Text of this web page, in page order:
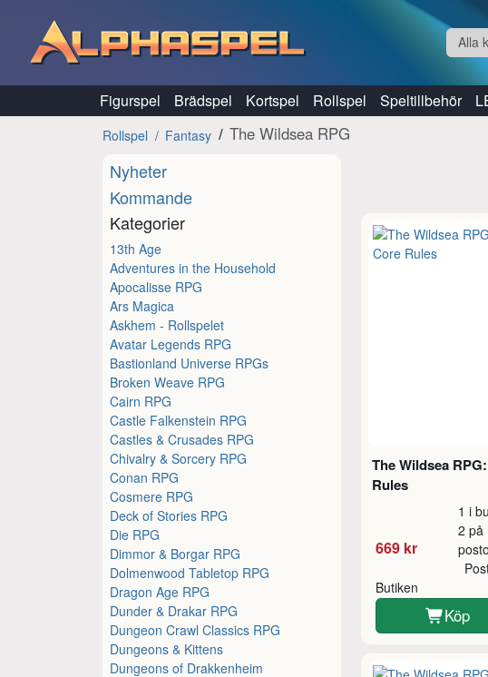
Alla
Figurspel Brädspel Kortspel Rollspel Speltillbehör
Rollspel Fantasy The Wildsea RPG
Nyheter
Kommande
Kategorier
13th Age
Adventures in the Household
Apocalisse RPG
Ars Magica
Askhem - Rollspelet
Avatar Legends RPG
Bastionland Universe RPGs
Broken Weave RPG
Cairn RPG
Castle Falkenstein RPG
Castles & Crusades RPG
Chivalry & Sorcery RPG
Conan RPG
Cosmere RPG
Deck of Stories RPG
Die RPG
Dimmor & Borgar RPG
Dolmenwood Tabletop RPG
Dragon Age RPG
Dunder & Drakar RPG
Dungeon Crawl Classics RPG
Dungeons & Kittens
Dungeons of Drakkenheim
The Wildsea
Rules
669 kr
1 i
2 på
Butiken
Köp